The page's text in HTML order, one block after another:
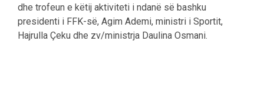
dhe trofeun e këtij aktiviteti i ndanë së bashku
presidenti i FFK-së, Agim Ademi, ministri i Sportit,
Hajrulla Çeku dhe zv/ministrja Daulina Osmani.